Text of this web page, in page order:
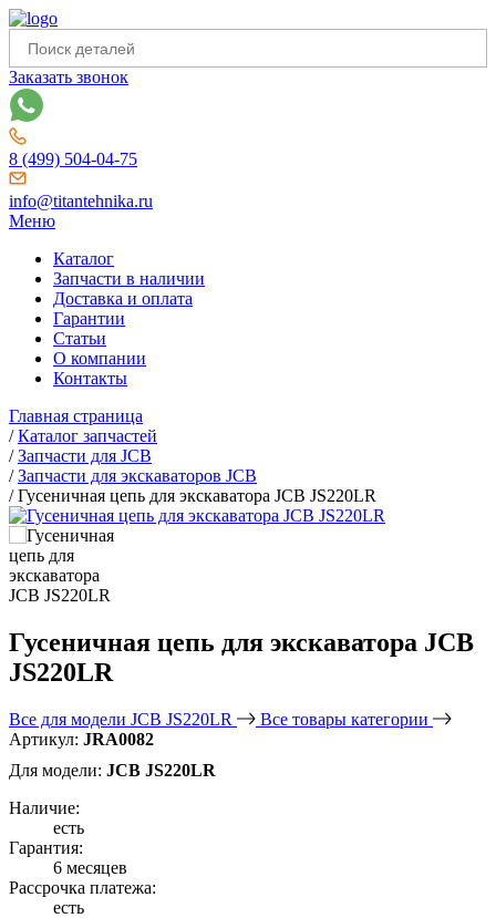
Заказать звонок
8 (499) 504-04-75
info@titantehnika.ru
Меню
Каталог
Запчасти в наличии
Доставка и оплата
Гарантии
Статьи
О компании
Контакты
Главная страница
/Каталог запчастей
/Запчасти для JCB
/Запчасти для экскаваторов JCB
/Гусеничная цепь для экскаватора JCB JS220LR
Гусеничная цепь для экскаватора JCB
JS220LR
Все для модели JCB JS220LR
Все товары категории
Артикул: JRA0082
Для модели: JCB JS220LR
Наличие:
есть
Гарантия:
6 месяцев
Рассрочка платежа:
есть